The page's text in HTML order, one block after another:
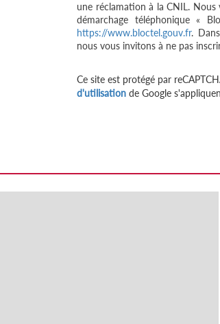
une réclamation à la CNIL.
démarchage téléphonique «
https://www.bloctel.gouv.fr.
nous vous invitons à ne pas
Ce site est protégé par
d'utilisation de Google